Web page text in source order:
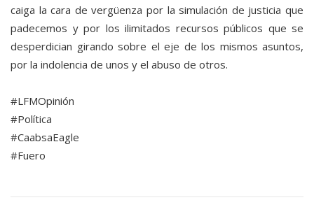
caiga la cara de vergüenza por la simulación de justicia que
padecemos y por los ilimitados recursos públicos que se
desperdician girando sobre el eje de los mismos asuntos,
por la indolencia de unos y el abuso de otros.
#LFMOpinión
#Política
#CaabsaEagle
#Fuero